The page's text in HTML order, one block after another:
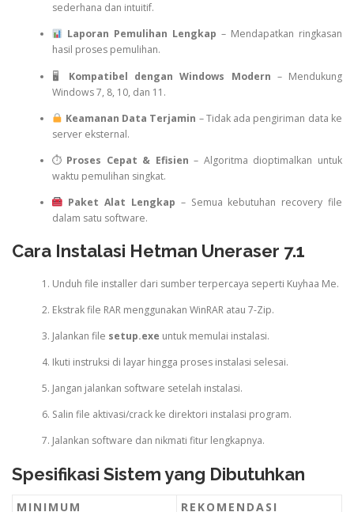
sederhana dan intuitif.
Laporan Pemulihan Lengkap – Mendapatkan ringkasan
hasil proses pemulihan.
🖥 Kompatibel dengan Windows Modern – Mendukung
Windows 7, 8, 10, dan 11.
Keamanan Data Terjamin – Tidak ada pengiriman data ke
server eksternal.
⏱ Proses Cepat & Efisien – Algoritma dioptimalkan untuk
waktu pemulihan singkat.
Paket Alat Lengkap – Semua kebutuhan recovery file
dalam satu software.
Cara Instalasi Hetman Uneraser 7.1
Unduh file installer dari sumber terpercaya seperti Kuyhaa Me.
Ekstrak file RAR menggunakan WinRAR atau 7-Zip.
Jalankan file setup.exe untuk memulai instalasi.
Ikuti instruksi di layar hingga proses instalasi selesai.
Jangan jalankan software setelah instalasi.
Salin file aktivasi/crack ke direktori instalasi program.
Jalankan software dan nikmati fitur lengkapnya.
Spesifikasi Sistem yang Dibutuhkan
MINIMUM REKOMENDASI